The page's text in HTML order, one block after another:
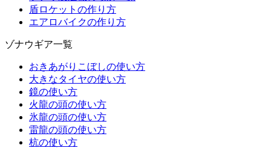
盾ロケットの作り方
エアロバイクの作り方
ゾナウギア一覧
おきあがりこぼしの使い方
大きなタイヤの使い方
鏡の使い方
火龍の頭の使い方
氷龍の頭の使い方
雷龍の頭の使い方
杭の使い方